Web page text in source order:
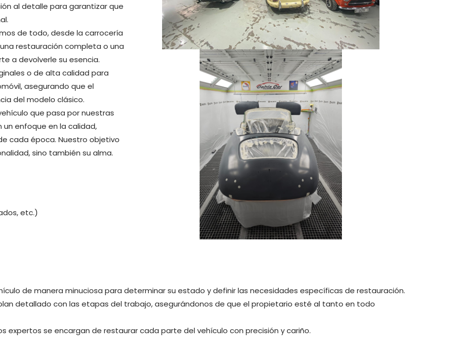
al detalle para garantizar que
de todo, desde la carrocería
restauración completa o una
a devolverle su esencia.
o de alta calidad para
asegurando que el
del modelo clásico.
que pasa por nuestras
enfoque en la calidad,
cada época. Nuestro objetivo
sino también su alma.
etc.)
de manera minuciosa para determinar su estado y definir las necesidades específicas de restauración.
detallado con las etapas del trabajo, asegurándonos de que el propietario esté al tanto en todo
expertos se encargan de restaurar cada parte del vehículo con precisión y cariño.